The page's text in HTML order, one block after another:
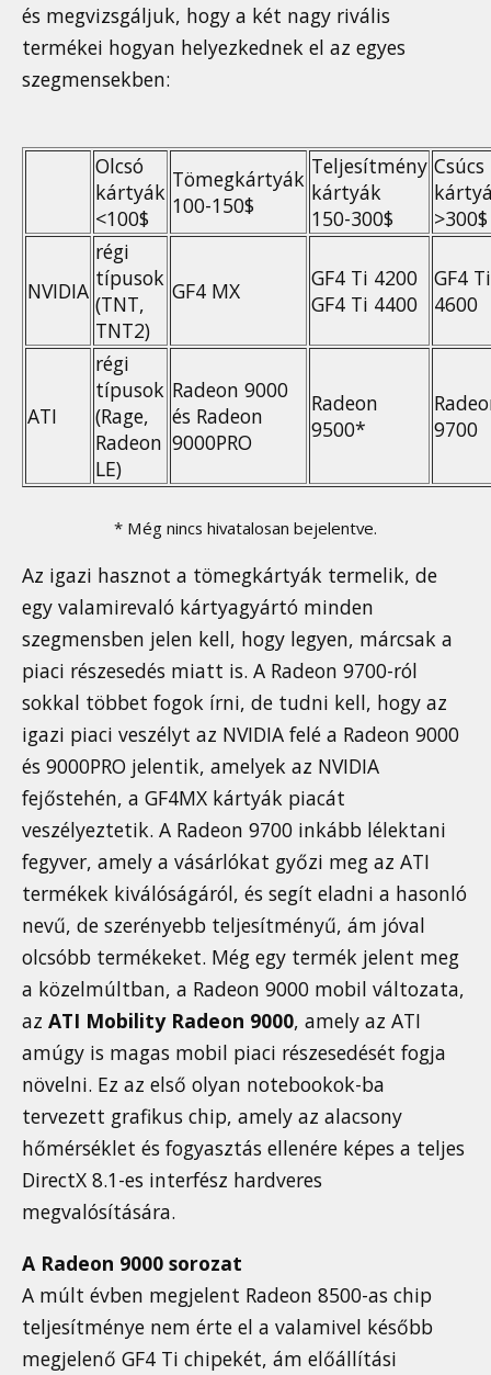
és megvizsgáljuk, hogy a két nagy rivális
termékei hogyan helyezkednek el az egyes
szegmensekben:
Olcsó
kártyák
<100$
Tömegkártyák
100-150$
Teljesítmény
kártyák
150-300$
Csúcs
>300$
NVIDIA
régi
típusok
(TNT,
TNT2)
GF4 MX
GF4 Ti 4200
GF4 Ti 4400
GF4 Ti
4600
ATI
régi
típusok
(Rage,
Radeon
LE)
Radeon 9000
és Radeon
9000PRO
Radeon
9500*
9700
* Még nincs hivatalosan bejelentve.
Az igazi hasznot a tömegkártyák termelik, de
egy valamirevaló kártyagyártó minden
szegmensben jelen kell, hogy legyen, márcsak a
piaci részesedés miatt is. A Radeon 9700-ról
sokkal többet fogok írni, de tudni kell, hogy az
igazi piaci veszélyt az NVIDIA felé a Radeon 9000
és 9000PRO jelentik, amelyek az NVIDIA
fejőstehén, a GF4MX kártyák piacát
veszélyeztetik. A Radeon 9700 inkább lélektani
fegyver, amely a vásárlókat győzi meg az ATI
termékek kiválóságáról, és segít eladni a hasonló
nevű, de szerényebb teljesítményű, ám jóval
olcsóbb termékeket. Még egy termék jelent meg
a közelmúltban, a Radeon 9000 mobil változata,
az ATI Mobility Radeon 9000, amely az ATI
amúgy is magas mobil piaci részesedését fogja
növelni. Ez az első olyan notebookok-ba
tervezett grafikus chip, amely az alacsony
hőmérséklet és fogyasztás ellenére képes a teljes
DirectX 8.1-es interfész hardveres
megvalósítására.
A Radeon 9000 sorozat
A múlt évben megjelent Radeon 8500-as chip
teljesítménye nem érte el a valamivel később
megjelenő GF4 Ti chipekét, ám előállítási